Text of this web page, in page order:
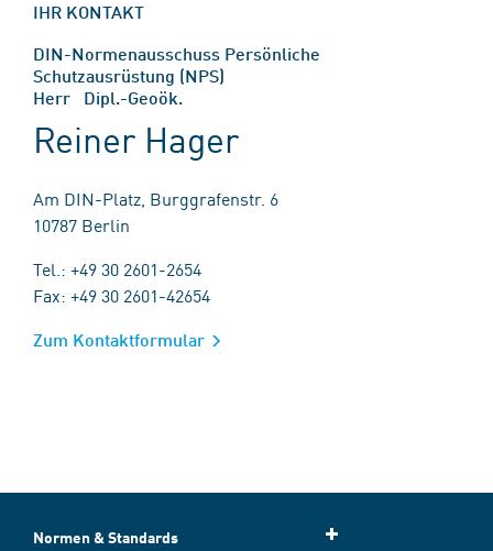
IHR KONTAKT
DIN-Normenausschuss Persönliche
Schutzausrüstung (NPS)
Herr Dipl.-Geoök.
Reiner Hager
Am DIN-Platz, Burggrafenstr. 6
10787 Berlin
Tel.: +49 30 2601-2654
Fax: +49 30 2601-42654
Zum Kontaktformular
Normen & Standards